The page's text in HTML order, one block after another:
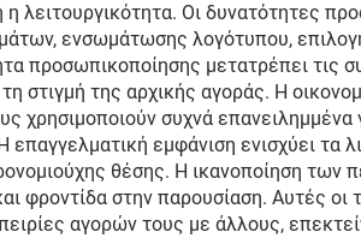
λειτουργικότητα. Οι δυνατότητες
ενσωμάτωσης λογότυπου,
προσωπικοποίησης μετατρέπει τις
στιγμή της αρχικής αγοράς. Η
χρησιμοποιούν συχνά
εμφάνιση ενισχύει τα
θέσης. Η ικανοποίηση των
φροντίδα στην παρουσίαση. Αυτές
αγορών τους με άλλους,